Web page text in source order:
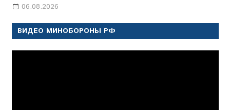
06.08.2026
ВИДЕО МИНОБОРОНЫ РФ